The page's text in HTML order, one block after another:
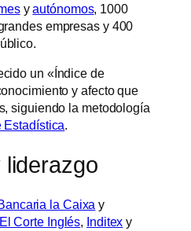
yautónomos, 1000
empresas y 400
un «Índice de
y afecto que
siguiendo la metodología
Estadística.
liderazgo
la Caixa y
El Corte Inglés, Inditex y